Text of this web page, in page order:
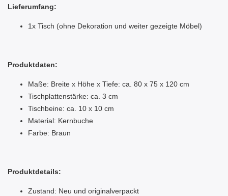
Lieferumfang:
1x Tisch (ohne Dekoration und weiter gezeigte Möbel)
Produktdaten:
Maße: Breite x Höhe x Tiefe: ca. 80 x 75 x 120 cm
Tischplattenstärke: ca. 3 cm
Tischbeine: ca. 10 x 10 cm
Material: Kernbuche
Farbe: Braun
Produktdetails:
Zustand: Neu und originalverpackt